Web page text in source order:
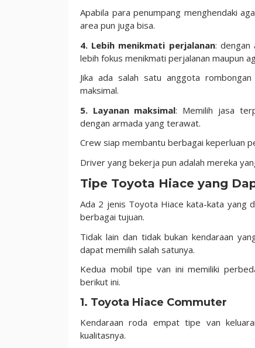
Apabila para penumpang menghendaki
area pun juga bisa.
4. Lebih menikmati perjalanan: dengan
lebih fokus menikmati perjalanan maupun
Jika ada salah satu anggota
maksimal.
5. Layanan maksimal: Memilih jasa
dengan armada yang terawat.
Crew siap membantu berbagai keperluan
Driver yang bekerja pun adalah mereka
Tipe Toyota Hiace yang
Ada 2 jenis Toyota Hiace kata-kata yang
berbagai tujuan.
Tidak lain dan tidak bukan kendaraan
dapat memilih salah satunya.
Kedua mobil tipe van ini memiliki
berikut ini.
1. Toyota Hiace Commuter
Kendaraan roda empat tipe van
kualitasnya.